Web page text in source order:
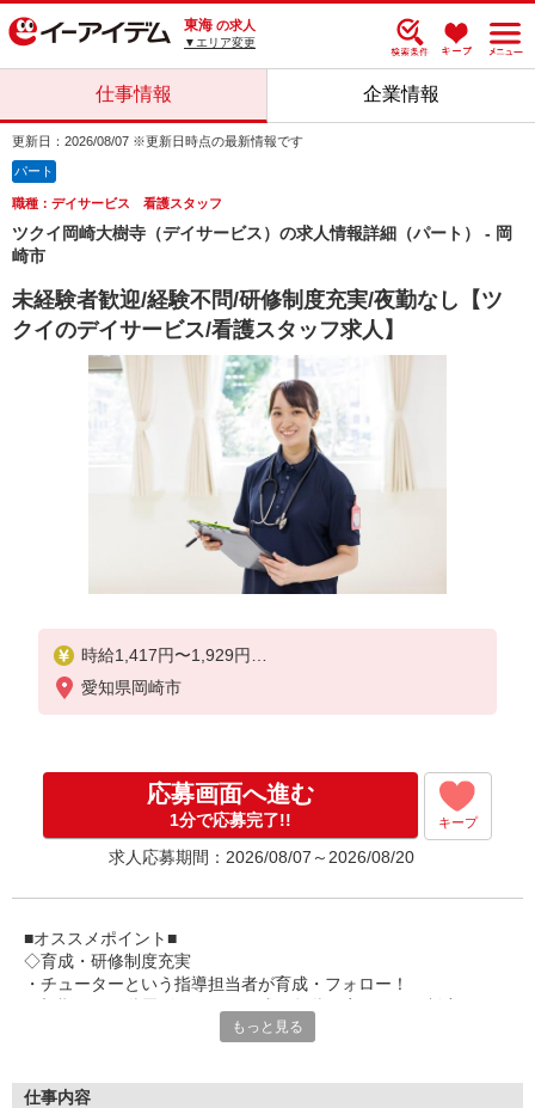
東海 の求人
▼エリア変更
仕事情報 企業情報
更新日：2026/08/07 ※更新日時点の最新情報です
パート
職種：デイサービス 看護スタッフ
ツクイ岡崎大樹寺（デイサービス）の求人情報詳細（パート） - 岡
崎市
未経験者歓迎/経験不問/研修制度充実/夜勤なし【ツ
クイのデイサービス/看護スタッフ求人】
時給1,417円〜1,929円
★土日祝日は時給100円アップ！
愛知県岡崎市
応募画面へ進む
1分で応募完了!! キープ
求人応募期間：2026/08/07～2026/08/20
■オススメポイント■
◇育成・研修制度充実
・チューターという指導担当者が育成・フォロー！
・キャリアアップ支援制度を活用して働きながら資格取得が可能
・ツクイ独自の福祉厚生制度でプライベートも充実
もっと見る
仕事内容